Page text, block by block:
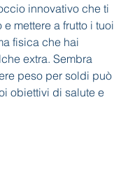
innovativo che ti
mettere a frutto i tuoi
fisica che hai
extra. Sembra
peso per soldi può
obiettivi di salute e